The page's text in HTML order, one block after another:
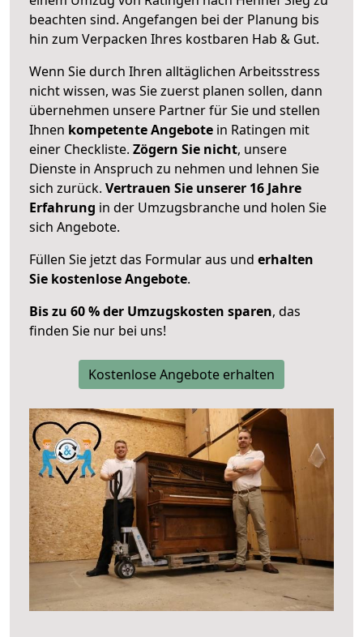
beachten sind. Angefangen bei der Planung bis
hin zum Verpacken Ihres kostbaren Hab & Gut.
Wenn Sie durch Ihren alltäglichen Arbeitsstress
nicht wissen, was Sie zuerst planen sollen, dann
übernehmen unsere Partner für Sie und stellen
Ihnen kompetente Angebote in Ratingen mit
einer Checkliste. Zögern Sie nicht, unsere
Dienste in Anspruch zu nehmen und lehnen Sie
sich zurück. Vertrauen Sie unserer 16 Jahre
Erfahrung in der Umzugsbranche und holen Sie
sich Angebote.
Füllen Sie jetzt das Formular aus und erhalten
Sie kostenlose Angebote.
Bis zu 60 % der Umzugskosten sparen, das
finden Sie nur bei uns!
Kostenlose Angebote erhalten